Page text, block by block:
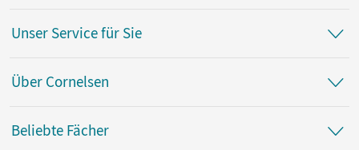
Unser Service für Sie
Über Cornelsen
Beliebte Fächer